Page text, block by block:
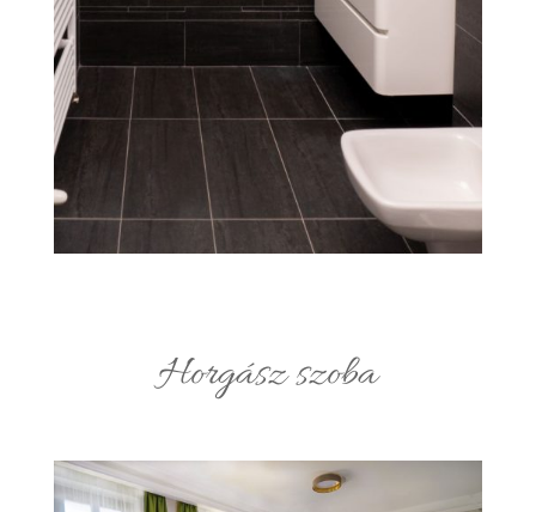
Horgász szoba